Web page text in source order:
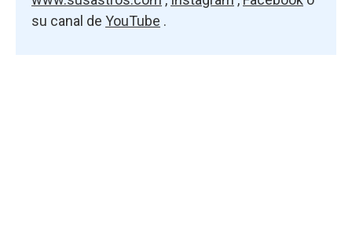
su canal de YouTube .